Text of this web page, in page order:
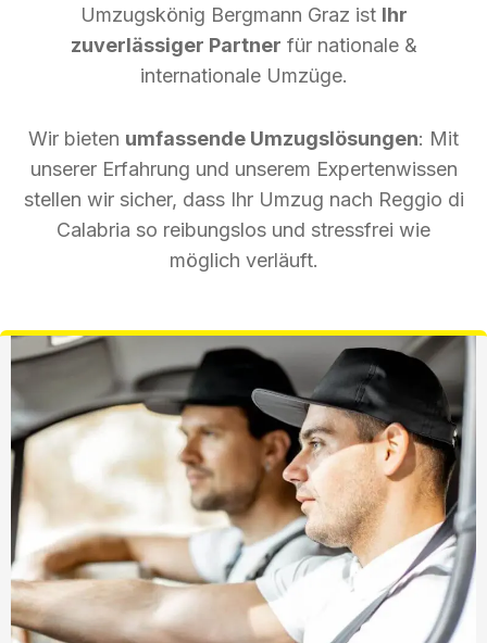
Umzugskönig Bergmann Graz ist Ihr
zuverlässiger Partner für nationale &
internationale Umzüge.
Wir bieten umfassende Umzugslösungen: Mit
unserer Erfahrung und unserem Expertenwissen
stellen wir sicher, dass Ihr Umzug nach Reggio di
Calabria so reibungslos und stressfrei wie
möglich verläuft.